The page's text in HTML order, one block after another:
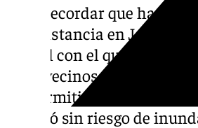
Cabe recordar que hace
circunstancia en Jerez,
caudal con el que bajaba
unos vecinos que
les permitió volver el
río bajó sin riesgo de